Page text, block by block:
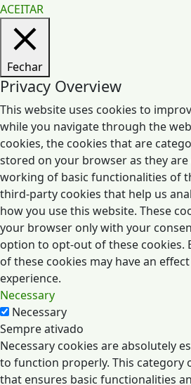
ACEITAR
Fechar
Privacy Overview
This website uses cookies to
while you navigate through the
cookies, the cookies that are
stored on your browser as they
working of basic functionalities of
third-party cookies that help us
how you use this website. These
your browser only with your
option to opt-out of these cookies.
of these cookies may have an
experience.
Necessary
Necessary
Sempre ativado
Necessary cookies are absolutely
to function properly. This category
that ensures basic functionalities